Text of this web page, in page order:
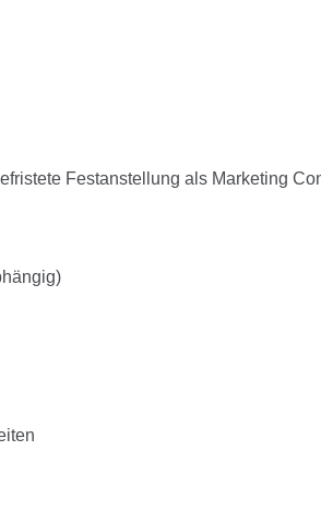
Festanstellung als Marketing